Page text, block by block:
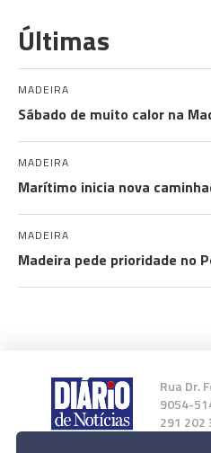
Últimas
MADEIRA
Sábado de muito calor na
MADEIRA
Marítimo inicia nova
MADEIRA
Madeira pede prioridade no
Rua Dr.
9054-
291 202